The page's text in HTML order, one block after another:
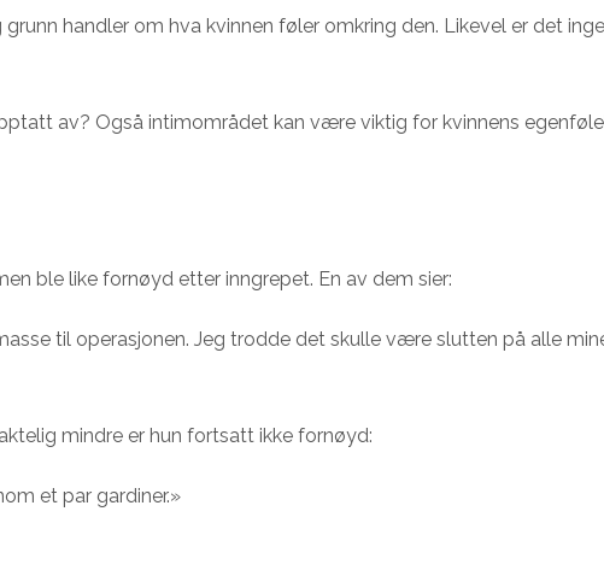
handler om hva kvinnen føler omkring den. Likevel er det
av? Også intimområdet kan være viktig for kvinnens
ble like fornøyd etter inngrepet. En av dem sier:
til operasjonen. Jeg trodde det skulle være slutten på alle
mindre er hun fortsatt ikke fornøyd:
et par gardiner.»